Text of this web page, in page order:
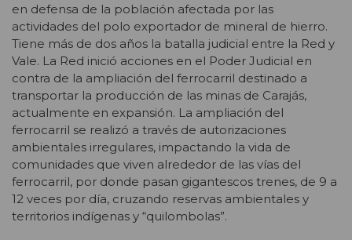
en defensa de la población afectada por las
actividades del polo exportador de mineral de hierro.
Tiene más de dos años la batalla judicial entre la Red y
Vale. La Red inició acciones en el Poder Judicial en
contra de la ampliación del ferrocarril destinado a
transportar la producción de las minas de Carajás,
actualmente en expansión. La ampliación del
ferrocarril se realizó a través de autorizaciones
ambientales irregulares, impactando la vida de
comunidades que viven alrededor de las vías del
ferrocarril, por donde pasan gigantescos trenes, de 9 a
12 veces por día, cruzando reservas ambientales y
territorios indígenas y “quilombolas”.